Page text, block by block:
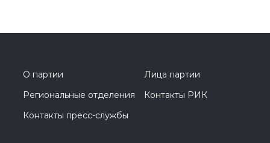
О партии
Лица партии
Региональные отделения
Контакты РИК
Контакты пресс-службы